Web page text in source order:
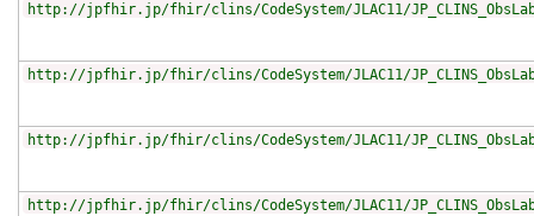
http://jpfhir.jp/fhir/clins/CodeSystem/JLAC11/
http://jpfhir.jp/fhir/clins/CodeSystem/JLAC11/
http://jpfhir.jp/fhir/clins/CodeSystem/JLAC11/
http://jpfhir.jp/fhir/clins/CodeSystem/JLAC11/